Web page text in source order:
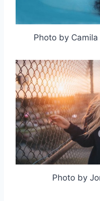
Photo by
Photo by